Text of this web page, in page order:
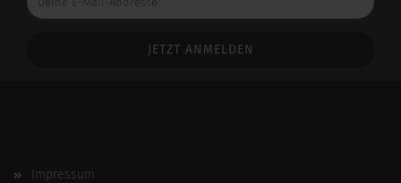
E-
Impressum